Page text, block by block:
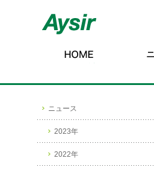
ニュース
2023年
2022年